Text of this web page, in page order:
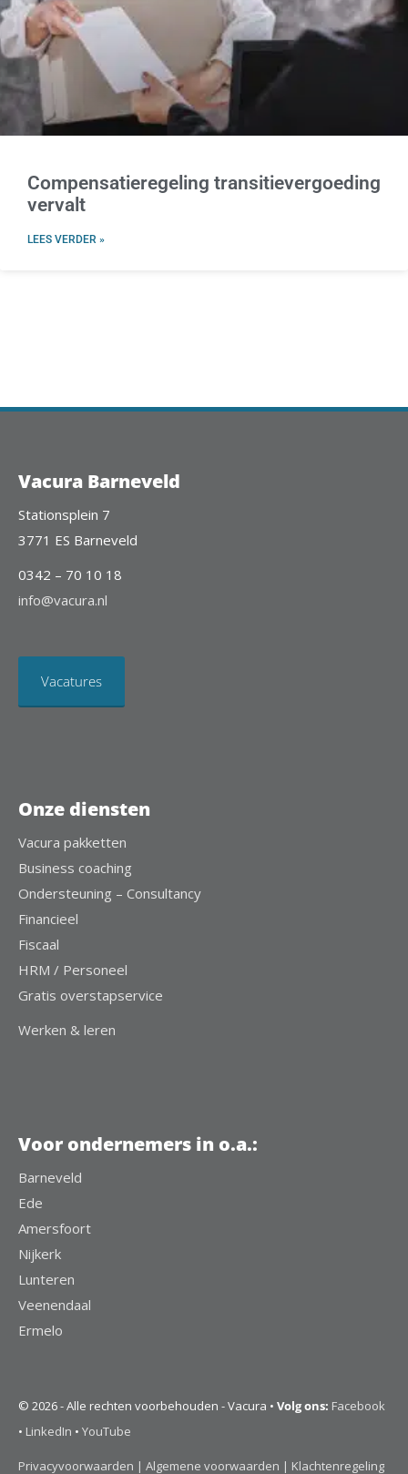
Compensatieregeling transitievergoeding
vervalt
LEES VERDER »
Vacura Barneveld
Stationsplein 7
3771 ES Barneveld
0342 – 70 10 18
info@vacura.nl
Vacatures
Onze diensten
Vacura pakketten
Business coaching
Ondersteuning – Consultancy
Financieel
Fiscaal
HRM / Personeel
Gratis overstapservice
Werken & leren
Voor ondernemers in o.a.:
Barneveld
Ede
Amersfoort
Nijkerk
Lunteren
Veenendaal
Ermelo
© 2026 - Alle rechten voorbehouden - Vacura • Volg ons: Facebook
• LinkedIn • YouTube
Privacyvoorwaarden | Algemene voorwaarden | Klachtenregeling